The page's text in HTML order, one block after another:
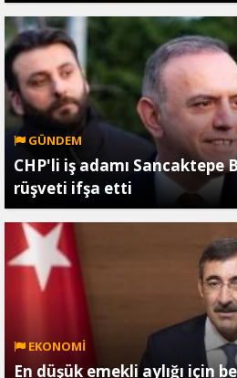
GÜNDEM
CHP'li iş adamı Sancaktepe
rüşveti ifşa etti
EKONOMİ
En düşük emekli aylığı için